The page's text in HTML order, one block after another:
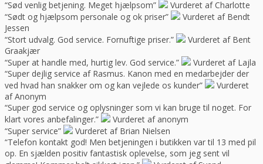
“Sød venlig betjening. Meget hjælpsom”
Vurderet af Charlotte
“Sødt og hjælpsom personale og ok priser”
Vurderet af Bendt
Jessen
“Stort udvalg. God service. Fornuftige priser.”
Vurderet af Bent
Graakjær
“Super at handle med, hurtig lev. God service.”
Vurderet af Lajla
“Super dejlig service af Rasmus. Kanon med en medarbejder der
ved hvad han snakker om og kan vejlede os kunder”
Vurderet
af Anonym
“Super god service og oplysninger som vi kan bruge til noget. For
klart vores anbefalinger.”
Vurderet af anonym
“Super service”
Vurderet af Brian Nielsen
“Telefon kontakt god! Men betjeningen i butikken var til 13 med pil
op. En sjælden positiv fantastisk oplevelse, som jeg sent vil